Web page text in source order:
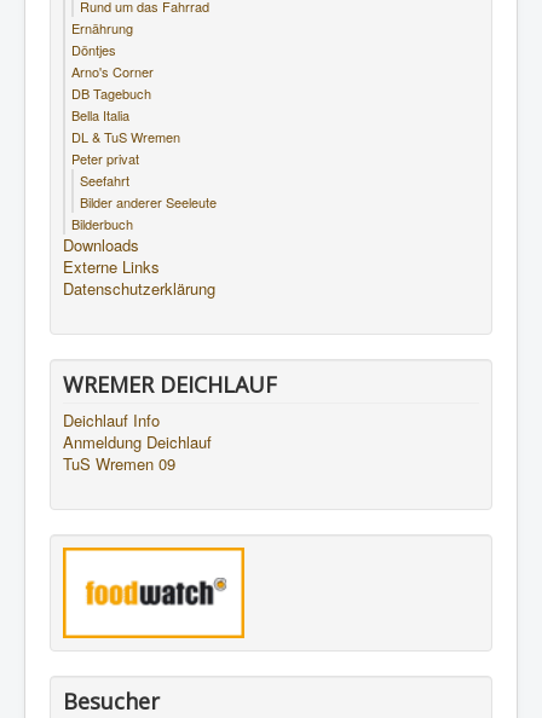
Rund um das Fahrrad
Ernährung
Döntjes
Arno's Corner
DB Tagebuch
Bella Italia
DL & TuS Wremen
Peter privat
Seefahrt
Bilder anderer Seeleute
Bilderbuch
Downloads
Externe Links
Datenschutzerklärung
WREMER DEICHLAUF
Deichlauf Info
Anmeldung Deichlauf
TuS Wremen 09
Besucher